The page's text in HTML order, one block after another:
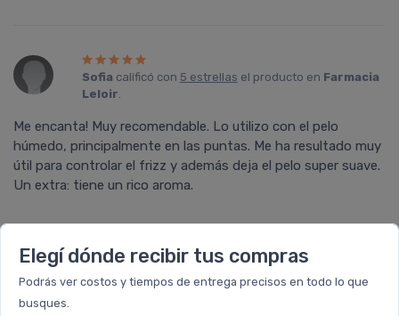
Elegí dónde recibir tus compras
Podrás ver costos y tiempos de entrega precisos en todo lo que
busques.
Sofia calificó con 5 estrellas el producto en Farmacia
Leloir.
Me encanta! Muy recomendable. Lo utilizo con el pelo
húmedo, principalmente en las puntas. Me ha resultado muy
útil para controlar el frizz y además deja el pelo super suave.
Un extra: tiene un rico aroma.
MARINA calificó con 5 estrellas
el producto en
Farmacia Leloir